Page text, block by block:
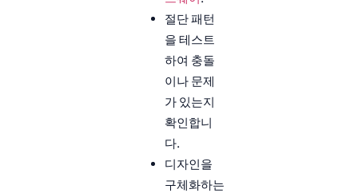
절단 패턴
을 테스트
하여 충돌
이나 문제
가 있는지
확인합니
다.
디자인을
구체화하는